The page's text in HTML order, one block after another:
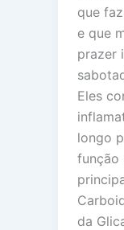
que
e que
prazer
Eles
longo
função
da